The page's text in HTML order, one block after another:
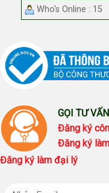
Who's Online : 15
GỌI TƯ
Đăng ký
Đăng ký
Đăng ký làm đại lý